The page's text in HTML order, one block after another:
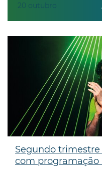
20 outubro
Segundo trimestre
com programação